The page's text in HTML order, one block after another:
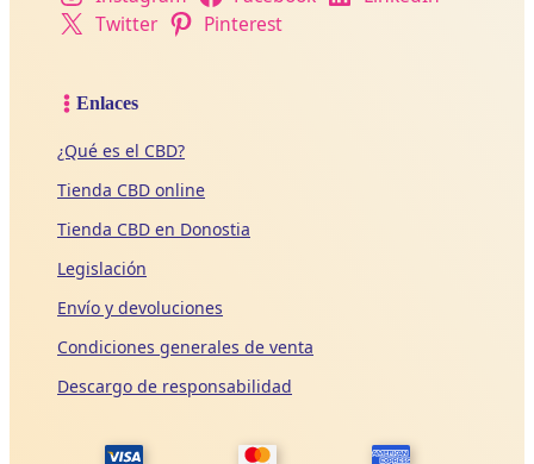
Twitter
Pinterest
Enlaces
¿Qué es el CBD?
Tienda CBD online
Tienda CBD en Donostia
Legislación
Envío y devoluciones
Condiciones generales de venta
Descargo de responsabilidad